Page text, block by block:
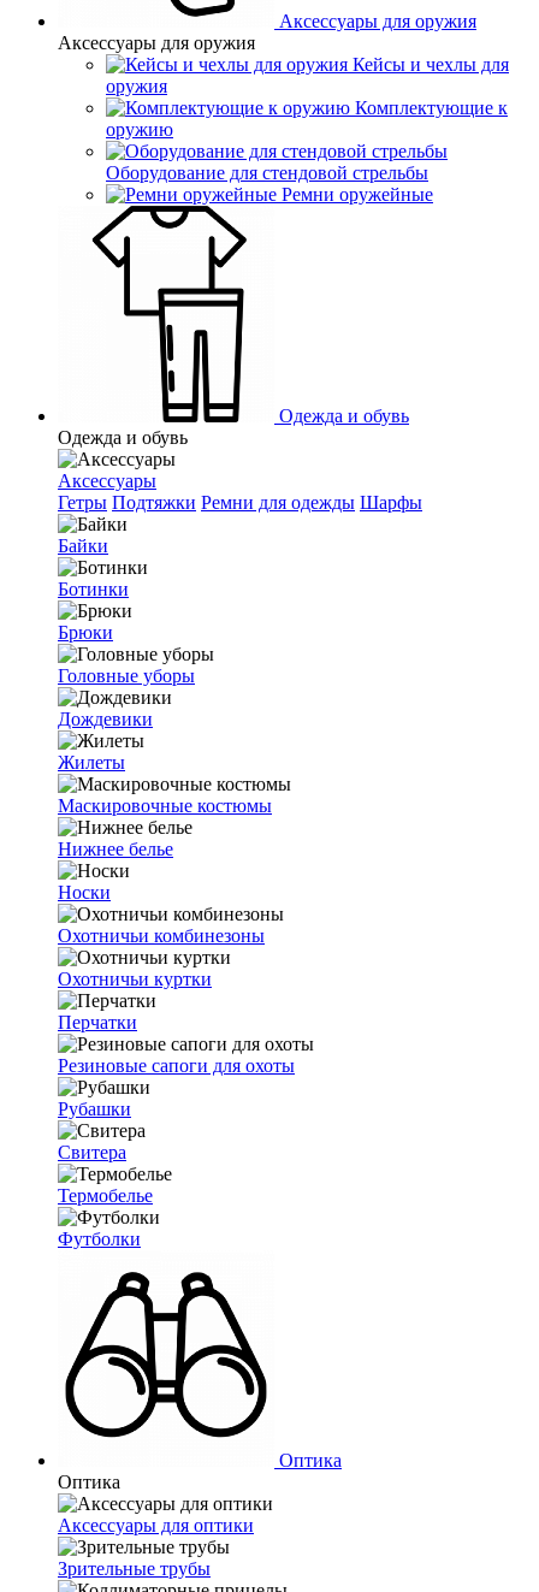
Аксессуары для оружия
Аксессуары для оружия
Кейсы и чехлы для
оружия
Комплектующие к
оружию
Оборудование для стендовой стрельбы
Ремни оружейные
Одежда и обувь
Одежда и обувь
Аксессуары
Гетры Подтяжки Ремни для одежды Шарфы
Байки
Ботинки
Брюки
Головные уборы
Дождевики
Жилеты
Маскировочные костюмы
Нижнее белье
Носки
Охотничьи комбинезоны
Охотничьи куртки
Перчатки
Резиновые сапоги для охоты
Рубашки
Свитера
Термобелье
Футболки
Оптика
Оптика
Аксессуары для оптики
Зрительные трубы